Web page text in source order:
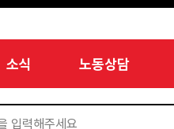
소식 노동상담